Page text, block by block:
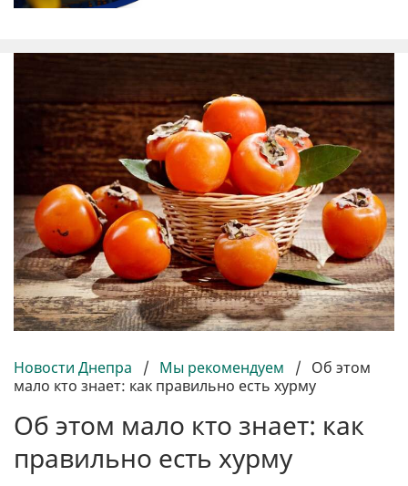
Новости Днепра / Мы рекомендуем / Об этом
мало кто знает: как правильно есть хурму
Об этом мало кто знает: как
правильно есть хурму